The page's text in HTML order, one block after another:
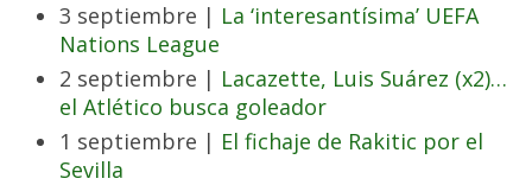
3 septiembre | La ‘interesantísima’ UEFA
Nations League
2 septiembre | Lacazette, Luis Suárez (x2)…
el Atlético busca goleador
1 septiembre | El fichaje de Rakitic por el
Sevilla